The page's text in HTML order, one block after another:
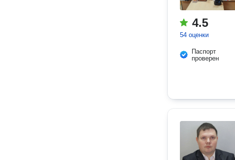
4.5
54 оценки
Паспорт
проверен